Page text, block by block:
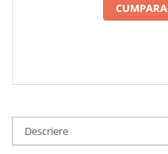
Descriere